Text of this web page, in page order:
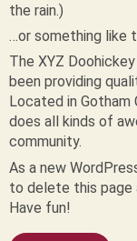
the rain.)
…or something like
The XYZ
been providing
Located in Gotham
does all kinds of
community.
As a new
to delete this page
Have fun!